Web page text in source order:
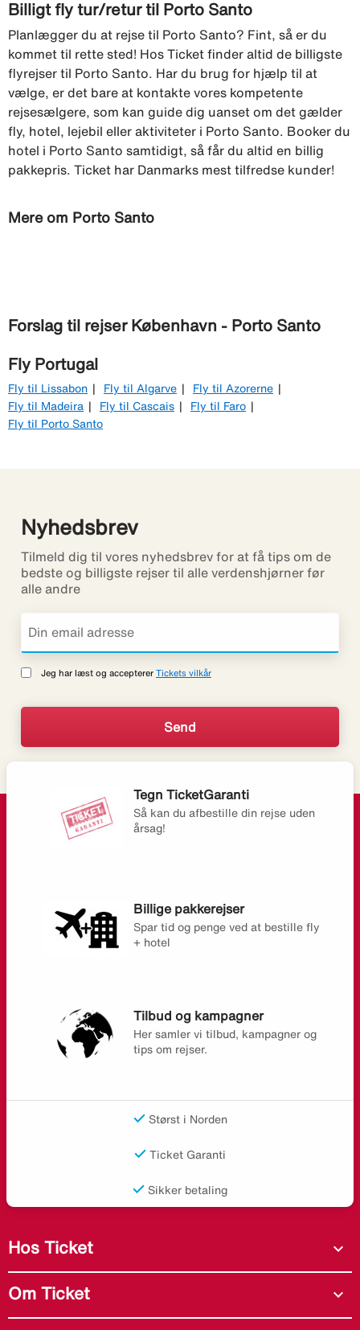
Billigt fly tur/retur til Porto Santo
Planlægger du at rejse til Porto Santo? Fint, så er du
kommet til rette sted! Hos Ticket finder altid de billigste
flyrejser til Porto Santo. Har du brug for hjælp til at
vælge, er det bare at kontakte vores kompetente
rejsesælgere, som kan guide dig uanset om det gælder
fly, hotel, lejebil eller aktiviteter i Porto Santo. Booker du
hotel i Porto Santo samtidigt, så får du altid en billig
pakkepris. Ticket har Danmarks mest tilfredse kunder!
Mere om Porto Santo
Forslag til rejser København - Porto Santo
Fly Portugal
Fly til Lissabon Fly til Algarve
Fly til Azorerne
Fly til Madeira
Fly til Cascais
Fly til Faro
Fly til Porto Santo
Nyhedsbrev
Tilmeld dig til vores nyhedsbrev for at få tips om de
bedste og billigste rejser til alle verdenshjørner før
alle andre
Jeg har læst og accepterer Tickets vilkår
Tegn TicketGaranti
Så kan du afbestille din rejse uden
årsag!
Billige pakkerejser
Spar tid og penge ved at bestille fly
+ hotel
Tilbud og kampagner
Her samler vi tilbud, kampagner og
tips om rejser.
Størst i Norden
Ticket Garanti
Sikker betaling
Hos Ticket expand_more
Om Ticket expand_more